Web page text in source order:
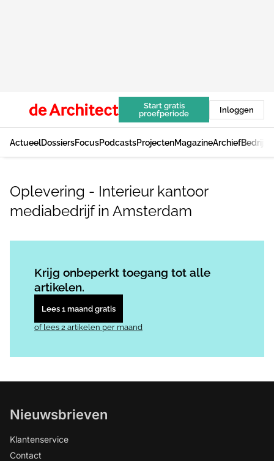
Start gratis
proefperiode
Inloggen
ActueelDossiersFocusPodcastsProjectenMagazineArchief
Oplevering - Interieur kantoor
mediabedrijf in Amsterdam
Krijg onbeperkt toegang tot alle
artikelen.
Lees 1 maand gratis
of lees 2 artikelen per maand
Nieuwsbrieven
Klantenservice
Contact